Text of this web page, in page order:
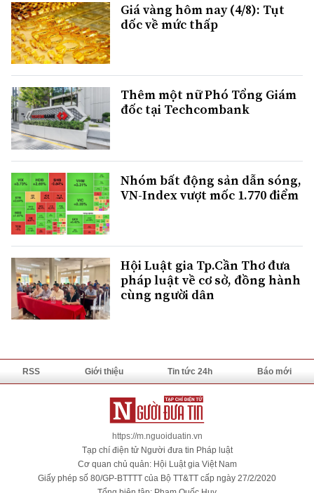
Giá vàng hôm nay (4/8): Tụt
dốc về mức thấp
Thêm một nữ Phó Tổng Giám
đốc tại Techcombank
Nhóm bất động sản dẫn sóng,
VN-Index vượt mốc 1.770 điểm
Hội Luật gia Tp.Cần Thơ đưa
pháp luật về cơ sở, đồng hành
cùng người dân
RSS Giới thiệu Tin tức 24h Báo mới
https://m.nguoiduatin.vn
Tạp chí điện tử Người đưa tin Pháp luật
Cơ quan chủ quản: Hội Luật gia Việt Nam
Giấy phép số 80/GP-BTTTT của Bộ TT&TT cấp ngày 27/2/2020